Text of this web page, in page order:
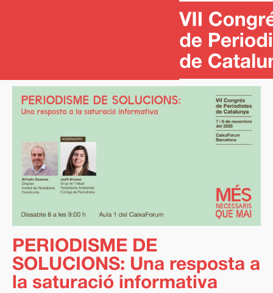
PERIODISME DE
SOLUCIONS: Una resposta a
la saturació informativa